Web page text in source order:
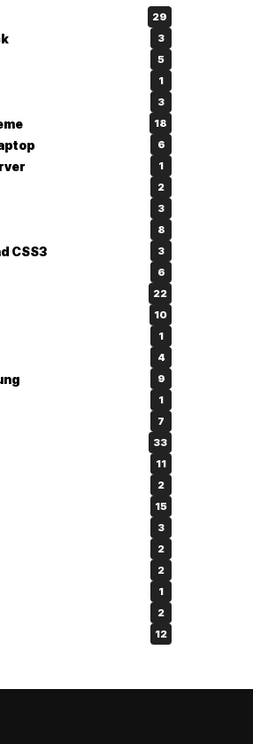
29
3
5
1
3
18
6
1
2
3
8
CSS3 3
6
22
10
1
4
9
1
7
33
11
2
15
3
2
2
1
2
12